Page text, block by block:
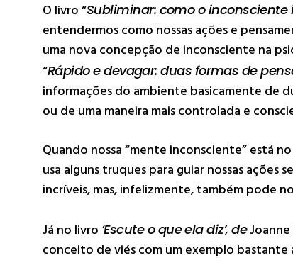
O livro “Subliminar: como o inconsciente
entendermos como nossas ações e
uma nova concepção de inconsciente na
“Rápido e devagar: duas formas de
informações do ambiente basicamente de
ou de uma maneira mais controlada e
Quando nossa “mente inconsciente” está
usa alguns truques para guiar nossas
incríveis, mas, infelizmente, também pode
Já no livro ‘Escute o que ela diz’, de
conceito de viés com um exemplo bastante